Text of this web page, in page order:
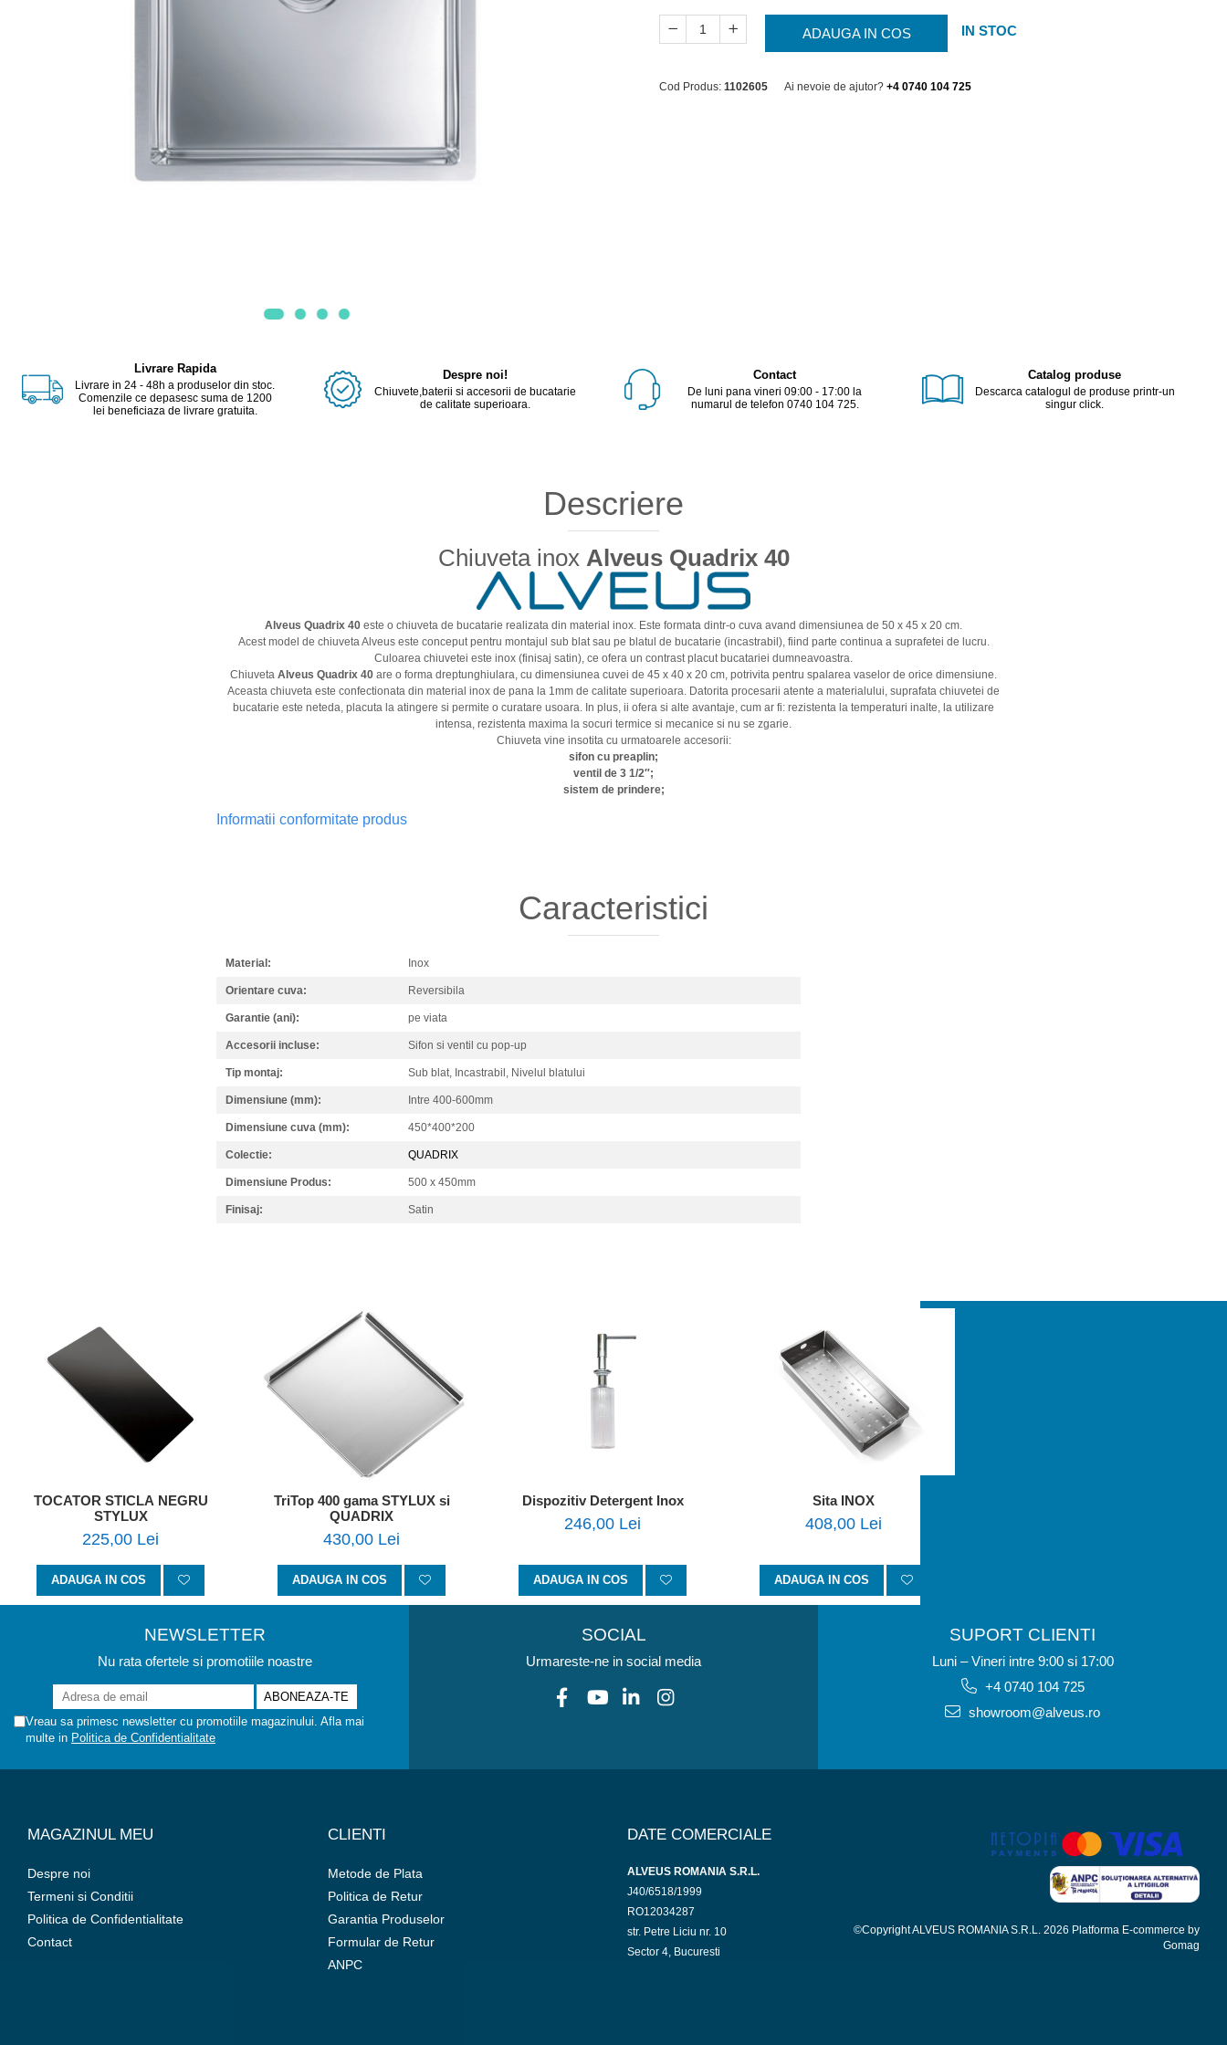
ADAUGA IN COS IN STOC
Cod Produs: 1102605 Ai nevoie de ajutor? +4 0740 104 725
Livrare Rapida
Livrare in 24 - 48h a produselor din stoc.
Comenzile ce depasesc suma de 1200
lei beneficiaza de livrare gratuita.
Despre noi!
Chiuvete,baterii si accesorii de bucatarie
de calitate superioara.
Contact
De luni pana vineri 09:00 - 17:00 la
numarul de telefon 0740 104 725.
Catalog produse
Descarca catalogul de produse printr-un
singur click.
Descriere
Chiuveta inox Alveus Quadrix 40
Alveus Quadrix 40 este o chiuveta de bucatarie realizata din material inox. Este formata dintr-o cuva avand dimensiunea de 50 x 45 x 20 cm.
Acest model de chiuveta Alveus este conceput pentru montajul sub blat sau pe blatul de bucatarie (incastrabil), fiind parte continua a suprafetei de lucru.
Culoarea chiuvetei este inox (finisaj satin), ce ofera un contrast placut bucatariei dumneavoastra.
Chiuveta Alveus Quadrix 40 are o forma dreptunghiulara, cu dimensiunea cuvei de 45 x 40 x 20 cm, potrivita pentru spalarea vaselor de orice dimensiune.
Aceasta chiuveta este confectionata din material inox de pana la 1mm de calitate superioara. Datorita procesarii atente a materialului, suprafata chiuvetei de
bucatarie este neteda, placuta la atingere si permite o curatare usoara. In plus, ii ofera si alte avantaje, cum ar fi: rezistenta la temperaturi inalte, la utilizare
intensa, rezistenta maxima la socuri termice si mecanice si nu se zgarie.
Chiuveta vine insotita cu urmatoarele accesorii:
sifon cu preaplin;
ventil de 3 1/2″;
sistem de prindere;
Informatii conformitate produs
Caracteristici
Material: Inox
Orientare cuva: Reversibila
Garantie (ani): pe viata
Accesorii incluse: Sifon si ventil cu pop-up
Tip montaj: Sub blat, Incastrabil, Nivelul blatului
Dimensiune (mm): Intre 400-600mm
Dimensiune cuva (mm): 450*400*200
Colectie: QUADRIX
Dimensiune Produs: 500 x 450mm
Finisaj: Satin
TOCATOR STICLA NEGRU
STYLUX
225,00 Lei
ADAUGA IN COS
TriTop 400 gama STYLUX si
QUADRIX
430,00 Lei
ADAUGA IN COS
Dispozitiv Detergent Inox
246,00 Lei
ADAUGA IN COS
Sita INOX
408,00 Lei
ADAUGA IN COS
NEWSLETTER
Nu rata ofertele si promotiile noastre
Vreau sa primesc newsletter cu promotiile magazinului. Afla mai
multe in Politica de Confidentialitate
SOCIAL
Urmareste-ne in social media
SUPORT CLIENTI
Luni – Vineri intre 9:00 si 17:00
+4 0740 104 725
showroom@alveus.ro
MAGAZINUL MEU
Despre noi
Termeni si Conditii
Politica de Confidentialitate
Contact
CLIENTI
Metode de Plata
Politica de Retur
Garantia Produselor
Formular de Retur
ANPC
DATE COMERCIALE
ALVEUS ROMANIA S.R.L.
J40/6518/1999
RO12034287
str. Petre Liciu nr. 10
Sector 4, Bucuresti
©Copyright ALVEUS ROMANIA S.R.L. 2026 Platforma E-commerce by
Gomag